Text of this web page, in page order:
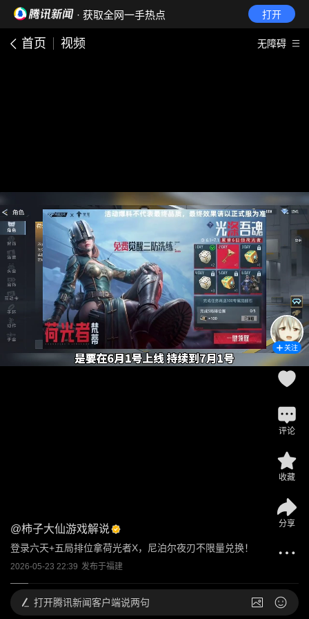
· 获取全网一手热点 打开
首页 视频 无障碍
@柿子大仙游戏解说
登录六天+五局排位拿荷光者X，尼泊尔夜刃不限量兑换！
2026-05-23 22:39 发布于福建
关注
评论
收藏
分享
打开腾讯新闻客户端说两句